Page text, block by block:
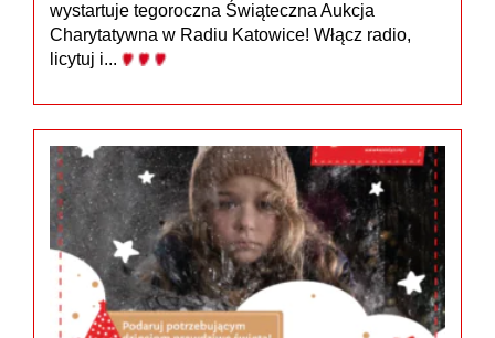
wystartuje tegoroczna Świąteczna Aukcja
Charytatywna w Radiu Katowice! Włącz radio,
licytuj i...